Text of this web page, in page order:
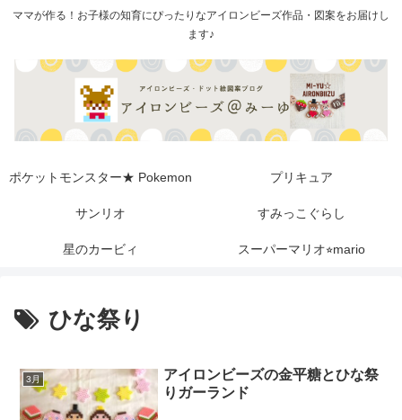
ママが作る！お子様の知育にぴったりなアイロンビーズ作品・図案をお届けし
ます♪
ポケットモンスター★ Pokemon プリキュア
サンリオ すみっこぐらし
星のカービィ スーパーマリオ⭐︎mario
ひな祭り
3月
アイロンビーズの金平糖とひな祭
りガーランド